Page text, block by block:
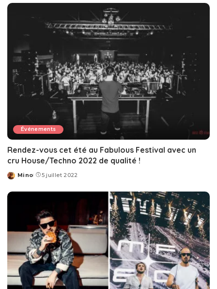
Événements
Rendez-vous cet été au Fabulous Festival avec un
cru House/Techno 2022 de qualité !
Posted
Mino 5 juillet 2022